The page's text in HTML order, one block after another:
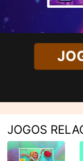
JOGOS